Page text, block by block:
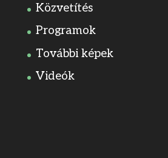
Közvetítés
Programok
További képek
Videók